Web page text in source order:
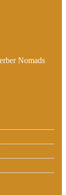
Nomads